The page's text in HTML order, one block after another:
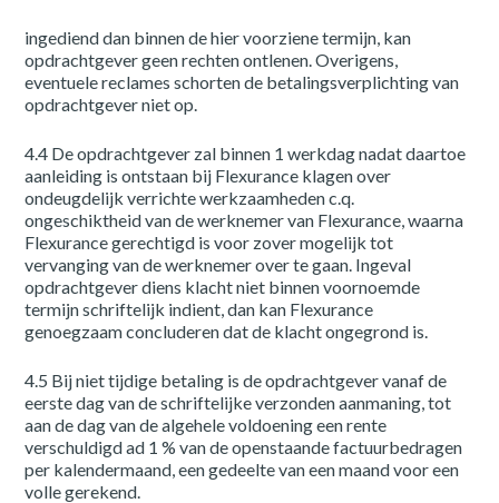
ingediend dan binnen de hier voorziene termijn, kan
opdrachtgever geen rechten ontlenen. Overigens,
eventuele reclames schorten de betalingsverplichting van
opdrachtgever niet op.
4.4 De opdrachtgever zal binnen 1 werkdag nadat daartoe
aanleiding is ontstaan bij Flexurance klagen over
ondeugdelijk verrichte werkzaamheden c.q.
ongeschiktheid van de werknemer van Flexurance, waarna
Flexurance gerechtigd is voor zover mogelijk tot
vervanging van de werknemer over te gaan. Ingeval
opdrachtgever diens klacht niet binnen voornoemde
termijn schriftelijk indient, dan kan Flexurance
genoegzaam concluderen dat de klacht ongegrond is.
4.5 Bij niet tijdige betaling is de opdrachtgever vanaf de
eerste dag van de schriftelijke verzonden aanmaning, tot
aan de dag van de algehele voldoening een rente
verschuldigd ad 1 % van de openstaande factuurbedragen
per kalendermaand, een gedeelte van een maand voor een
volle gerekend.